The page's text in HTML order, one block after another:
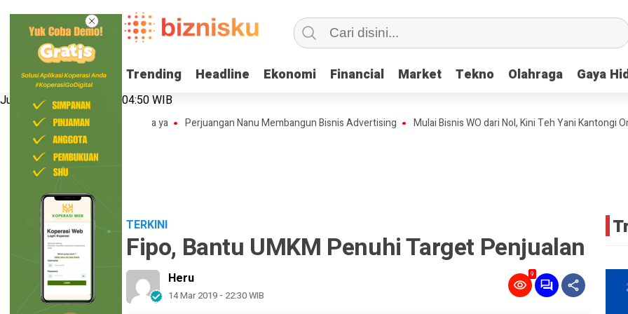
Trending Headline Ekonomi Financial Market Tekno Olahraga Gaya
Trending Headline Ekonomi Financial Market Tekno Olahraga Gaya
Jumat, 7 Agustus 2026 | 04:50 WIB
Loh! Berikut tipsnya ya Perjuangan Nanu Membangun Bisnis Advertising Mulai Bisnis WO dari Nol, Kini Teh Yani Kantongi Omset
TERKINI
Fipo, Bantu UMKM Penuhi Target Penjualan
Heru
14 Mar 2019 - 22:30 WIB
9